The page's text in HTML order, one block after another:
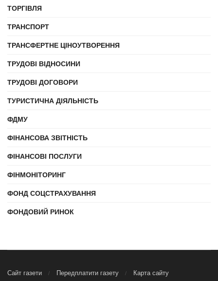
ТОРГІВЛЯ
ТРАНСПОРТ
ТРАНСФЕРТНЕ ЦІНОУТВОРЕННЯ
ТРУДОВІ ВІДНОСИНИ
ТРУДОВІ ДОГОВОРИ
ТУРИСТИЧНА ДІЯЛЬНІСТЬ
ФДМУ
ФІНАНСОВА ЗВІТНІСТЬ
ФІНАНСОВІ ПОСЛУГИ
ФІНМОНІТОРИНГ
ФОНД СОЦСТРАХУВАННЯ
ФОНДОВИЙ РИНОК
Сайт газети Передплатити газету Карта сайту